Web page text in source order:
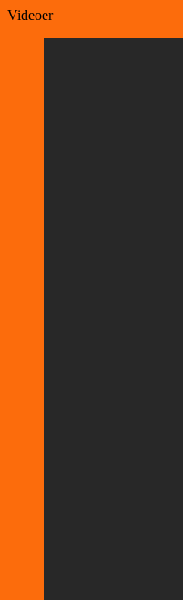
Videoer